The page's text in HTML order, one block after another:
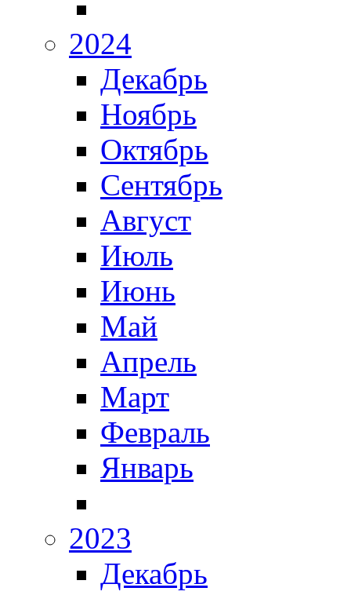
2024
Декабрь
Ноябрь
Октябрь
Сентябрь
Август
Июль
Июнь
Май
Апрель
Март
Февраль
Январь
2023
Декабрь